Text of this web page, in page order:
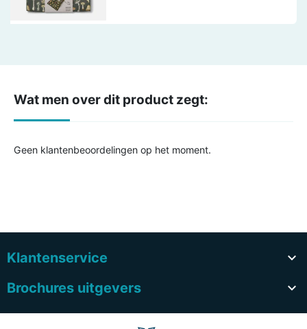
Wat men over dit product zegt:
Geen klantenbeoordelingen op het moment.
Klantenservice

Brochures uitgevers
